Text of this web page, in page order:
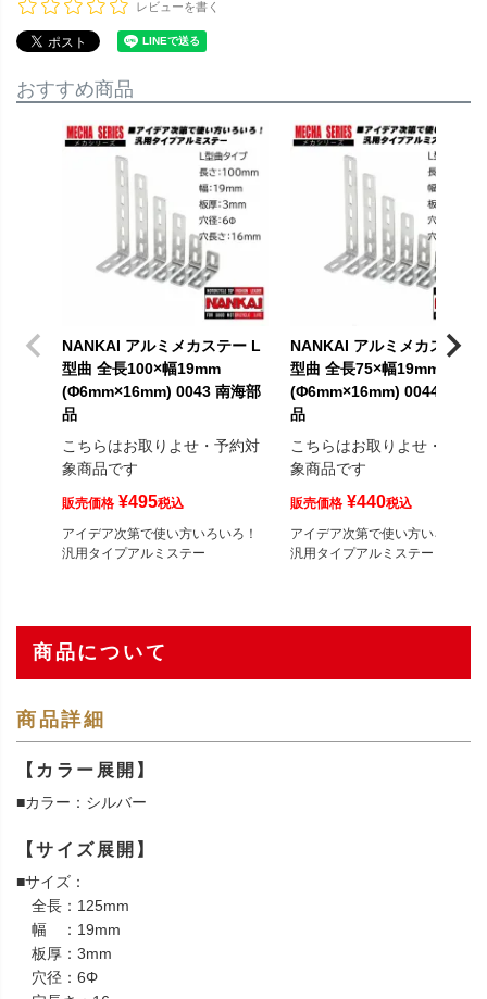
レビューを書く
おすすめ商品
NANKAI アルミメカステー L
型曲 全長100×幅19mm
(Φ6mm×16mm) 0043 南海部
品
こちらはお取りよせ・予約対
象商品です
販売価格 ¥495税込
アイデア次第で使い方いろいろ！
汎用タイプアルミステー
NANKAI アルミメカステー
型曲 全長75×幅19mm
(Φ6mm×16mm) 0044 南海
品
こちらはお取りよせ・予約対
象商品です
販売価格 ¥440税込
アイデア次第で使い方いろいろ！
汎用タイプアルミステー
商品について
商品詳細
【カラー展開】
■カラー：シルバー
【サイズ展開】
■サイズ：
全長：125mm
幅 ：19mm
板厚：3mm
穴径：6Φ